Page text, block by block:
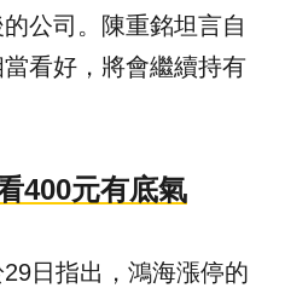
公司。陳重銘坦言自
看好，將會繼續持有
400元有底氣
日指出，鴻海漲停的